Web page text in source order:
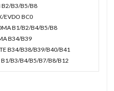
B2/B3/B5/B8
EVDO BC0
B1/B2/B4/B5/B8
B34/B39
B34/B38/B39/B40/B41
B1/B3/B4/B5/B7/B8/B12